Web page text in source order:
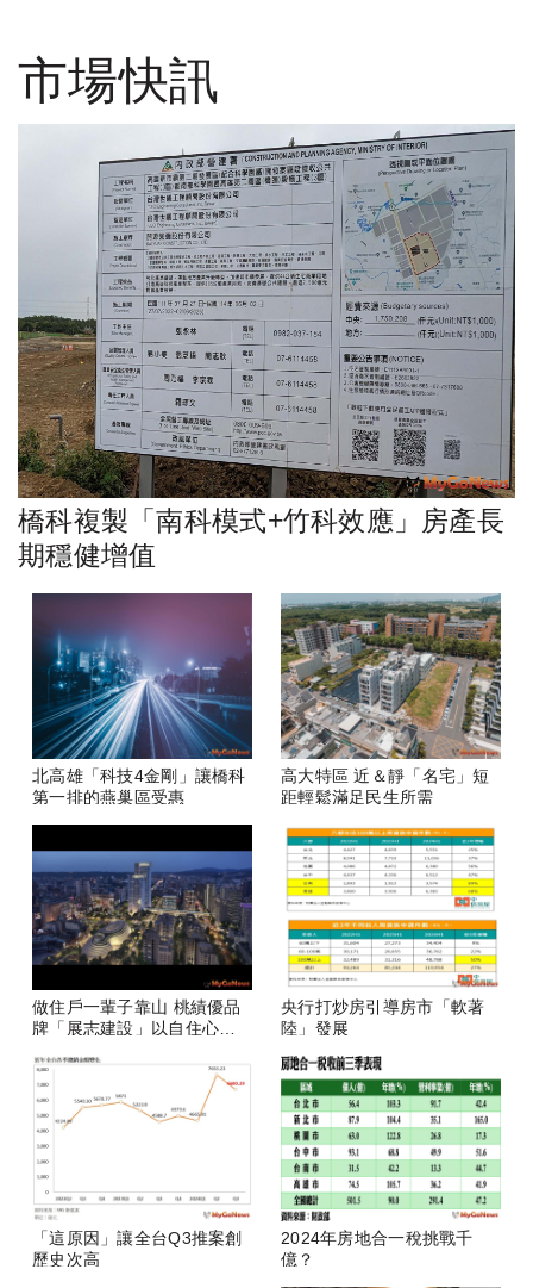
市場快訊
橋科複製「南科模式+竹科效應」房產長
期穩健增值
北高雄「科技4金剛」讓橋科
第一排的燕巢區受惠
高大特區 近＆靜「名宅」短
距輕鬆滿足民生所需
做住戶一輩子靠山 桃績優品
牌「展志建設」以自住心蓋
央行打炒房引導房市「軟著
陸」發展
「這原因」讓全台Q3推案創
歷史次高
2024年房地合一稅挑戰千
億？